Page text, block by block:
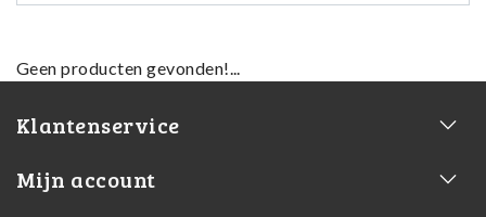
Geen producten gevonden!...
Klantenservice
Mijn account